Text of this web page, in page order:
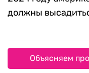
должны
Объясняем